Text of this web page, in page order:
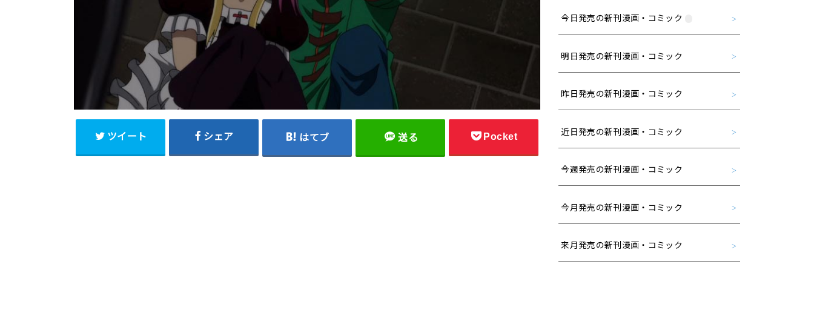
ツイート シェア はてブ 送る Pocket
今日発売の新刊漫画・コミック
明日発売の新刊漫画・コミック
昨日発売の新刊漫画・コミック
近日発売の新刊漫画・コミック
今週発売の新刊漫画・コミック
今月発売の新刊漫画・コミック
来月発売の新刊漫画・コミック